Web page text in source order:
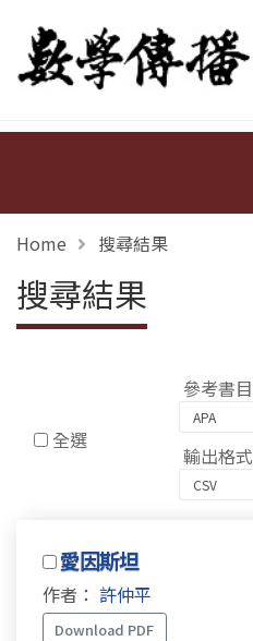
數學傳播
Home 搜尋結果
搜尋結果
全選
參考書目
輸出格式
愛因斯坦
作者： 許仲平
Download PDF